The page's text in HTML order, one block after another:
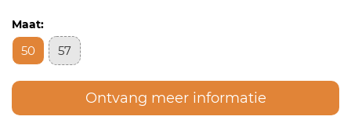
Maat:
50 57
Ontvang meer informatie